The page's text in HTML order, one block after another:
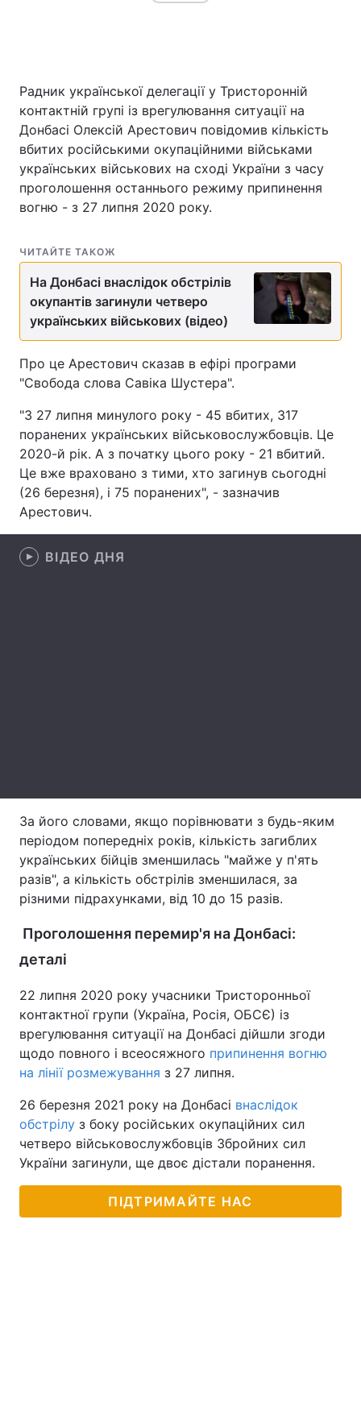
Україна Політика
Економіка
Спорт Наука
Техно і зв'язок Лайт
Здоров'я Туризм
Цікавинки Погода
Лонгріди
Відео з Youtube Статті
Інтерв'ю Думки
Архів Вакансії
Послуги
Радник української делегації у Тристоронній
контактній групі із врегулювання ситуації на
Донбасі Олексій Арестович повідомив кількість
вбитих російськими окупаційними військами
українських військових на сході України з часу
проголошення останнього режиму припинення
вогню - з 27 липня 2020 року.
ЧИТАЙТЕ ТАКОЖ
На Донбасі внаслідок обстрілів
окупантів загинули четверо
українських військових (відео)
Про це Арестович сказав в ефірі програми
"Свобода слова Савіка Шустера".
"З 27 липня минулого року - 45 вбитих, 317
поранених українських військовослужбовців. Це
2020-й рік. А з початку цього року - 21 вбитий.
Це вже враховано з тими, хто загинув сьогодні
(26 березня), і 75 поранених", - зазначив
Арестович.
ВІДЕО ДНЯ
За його словами, якщо порівнювати з будь-яким
періодом попередніх років, кількість загиблих
українських бійців зменшилась "майже у п'ять
разів", а кількість обстрілів зменшилася, за
різними підрахунками, від 10 до 15 разів.
Проголошення перемир'я на Донбасі:
деталі
22 липня 2020 року учасники Тристоронньої
контактної групи (Україна, Росія, ОБСЄ) із
врегулювання ситуації на Донбасі дійшли згоди
щодо повного і всеосяжного припинення вогню
на лінії розмежування з 27 липня.
26 березня 2021 року на Донбасі внаслідок
обстрілу з боку російських окупаційних сил
четверо військовослужбовців Збройних сил
України загинули, ще двоє дістали поранення.
ПІДТРИМАЙТЕ НАС